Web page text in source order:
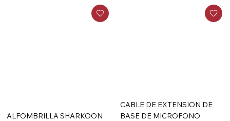
ALFOMBRILLA SHARKOON
CABLE DE EXTENSION DE
BASE DE MICROFONO